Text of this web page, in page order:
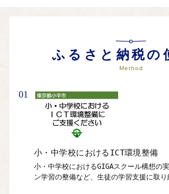
ふるさと納税の
Method
01
小・中学校におけるICT環境整備
小・中学校におけるGIGAスクール構想の
ン学習の整備など、生徒の学習支援に取り